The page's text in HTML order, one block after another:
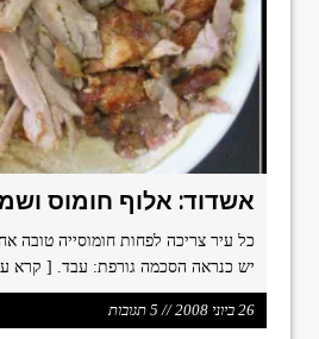
הוסף קו תחתון לקישורים
סמן קישורים
ל
א
פ
ס
א
ת
כ
ל
cached
אשדוד: אלוף חומוס
כל עיר צריכה לפחות חומוסייה טובה
יש כנראה הסכמה גורפת: עבד.
[ קרא
26 ביוני 2008 // 5 תגובות